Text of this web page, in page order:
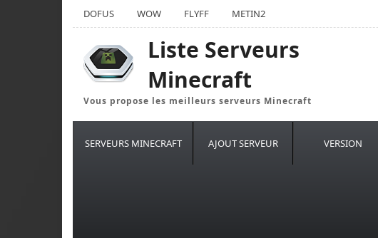
DOFUS WOW FLYFF METIN2
Liste Serveurs
Minecraft
Vous propose les meilleurs serveurs Minecraft
SERVEURS MINECRAFT AJOUT SERVEUR VERSION